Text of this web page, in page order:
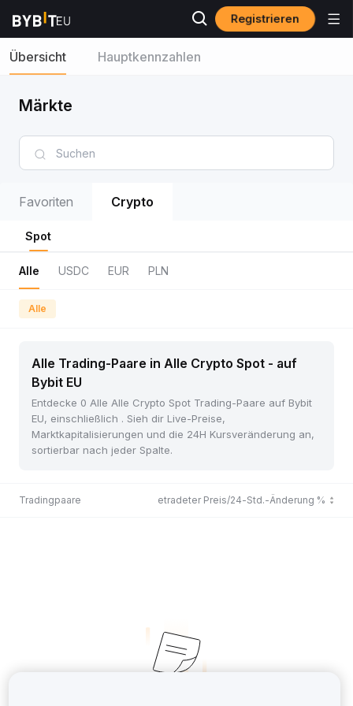
Registrieren
Übersicht Hauptkennzahlen
Märkte
Favoriten Crypto
Spot
Alle USDC EUR PLN
Alle
Alle Trading-Paare in Alle Crypto Spot - auf
Bybit EU
Entdecke 0 Alle Alle Crypto Spot Trading-Paare auf Bybit
EU, einschließlich . Sieh dir Live-Preise,
Marktkapitalisierungen und die 24H Kursveränderung an,
sortierbar nach jeder Spalte.
Tradingpaare Zuletzt getradeter Preis/24-Std.-Änderung %